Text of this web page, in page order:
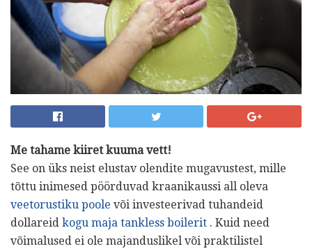
Me tahame kiiret kuuma vett!
See on üks neist elustav olendite mugavustest, mille
tõttu inimesed pöörduvad kraanikaussi all oleva
veetorustiku poole või investeerivad tuhandeid
dollareid kogu maja tankless boilerit . Kuid need
võimalused ei ole majanduslikel või praktilistel